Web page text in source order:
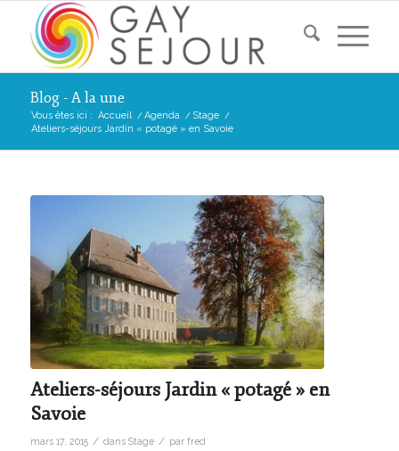
Blog - A la une
Vous êtes ici : Accueil / Agenda / Stage /
Ateliers-séjours Jardin « potagé » en Savoie
Ateliers-séjours Jardin « potagé » en
Savoie
mars 17, 2015 / dans Stage / par fred